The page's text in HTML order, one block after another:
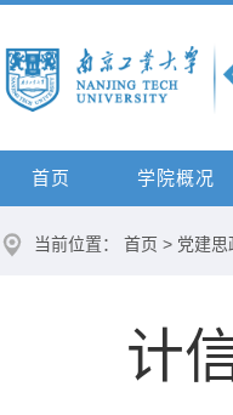
首页 学院概况
当前位置： 首页 > 党建思
计